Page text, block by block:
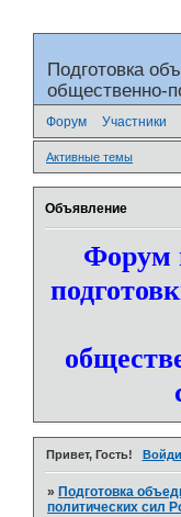
Подготовка
общественно-
Форум Участники
Активные темы
Объявление
Форум
Привет, Гость!
» Подготовка
политических сил